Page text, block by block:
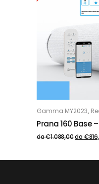
OPZIONI
Gamma MY2023,
Prana 160 Base
da€1.088,00da €